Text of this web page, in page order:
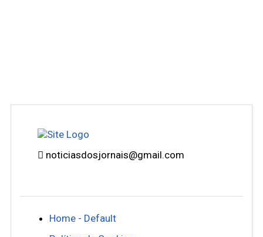
noticiasdosjornais@gmail.com
Home - Default